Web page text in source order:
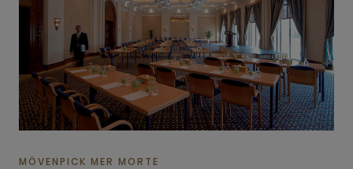
MÖVENPICK MER MORTE